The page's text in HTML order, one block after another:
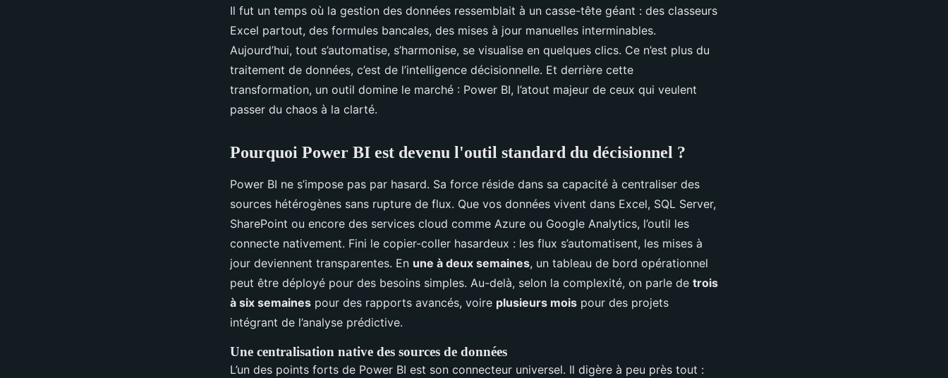
Il fut un temps où la gestion des données ressemblait à un casse-tête géant : des classeurs
Excel partout, des formules bancales, des mises à jour manuelles interminables.
Aujourd’hui, tout s’automatise, s’harmonise, se visualise en quelques clics. Ce n’est plus du
traitement de données, c’est de l’intelligence décisionnelle. Et derrière cette
transformation, un outil domine le marché : Power BI, l’atout majeur de ceux qui veulent
passer du chaos à la clarté.
Pourquoi Power BI est devenu l'outil standard du décisionnel ?
Power BI ne s’impose pas par hasard. Sa force réside dans sa capacité à centraliser des
sources hétérogènes sans rupture de flux. Que vos données vivent dans Excel, SQL Server,
SharePoint ou encore des services cloud comme Azure ou Google Analytics, l’outil les
connecte nativement. Fini le copier-coller hasardeux : les flux s’automatisent, les mises à
jour deviennent transparentes. En une à deux semaines, un tableau de bord opérationnel
peut être déployé pour des besoins simples. Au-delà, selon la complexité, on parle de trois
à six semaines pour des rapports avancés, voire plusieurs mois pour des projets
intégrant de l’analyse prédictive.
Une centralisation native des sources de données
L’un des points forts de Power BI est son connecteur universel. Il digère à peu près tout :